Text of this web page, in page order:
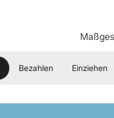
Bezahlen Einziehen